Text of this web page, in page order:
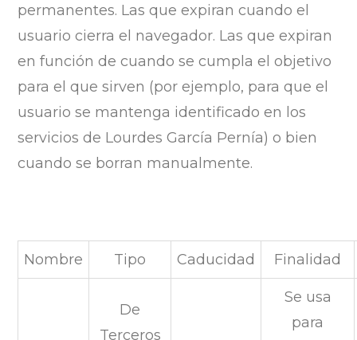
permanentes. Las que expiran cuando el
usuario cierra el navegador. Las que expiran
en función de cuando se cumpla el objetivo
para el que sirven (por ejemplo, para que el
usuario se mantenga identificado en los
servicios de Lourdes García Pernía) o bien
cuando se borran manualmente.
Nombre Tipo Caducidad Finalidad
De
Terceros
Se usa
para